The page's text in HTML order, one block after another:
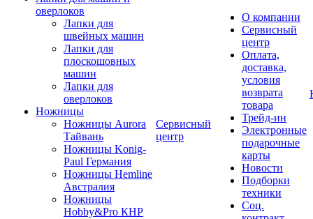
оверлоков
Лапки для
швейных машин
Лапки для
плоскошовных
машин
Лапки для
оверлоков
Ножницы
Ножницы Aurora
Тайвань
Ножницы Konig-
Paul Германия
Ножницы Hemline
Австралия
Ножницы
Hobby&Pro КНР
Сервисный
центр
О компании
Сервисный
центр
Оплата,
доставка,
условия
возврата
товара
Трейд-ин
Электронные
подарочные
карты
Новости
Подборки
техники
Соц.